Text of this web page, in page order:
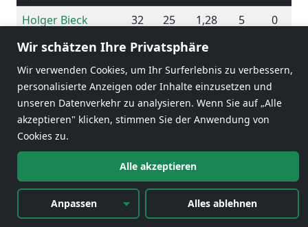
Wir schätzen Ihre Privatsphäre
Wir verwenden Cookies, um Ihr Surferlebnis zu verbessern,
personalisierte Anzeigen oder Inhalte einzusetzen und
unseren Datenverkehr zu analysieren. Wenn Sie auf „Alle
akzeptieren" klicken, stimmen Sie der Anwendung von
Cookies zu.
Anpassen Alles ablehnen
Alle akzeptieren
Holger Bieck
32 25 1,28 5
0
Karl Schülter
24 25 0,96
Armin Kramme
11 25 0,44 2
0
Udo Kügler
19 25 0,76 4
2